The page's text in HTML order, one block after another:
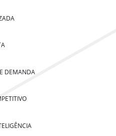
DEMANDA